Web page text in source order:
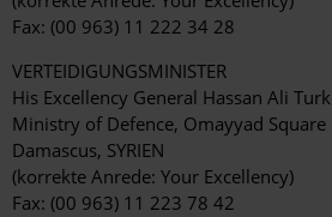
Fax: (00 963) 11 222 34 28
VERTEIDIGUNGSMINISTER
His Excellency General Hassan Ali
Ministry of Defence, Omayyad Square
Damascus, SYRIEN
(korrekte Anrede: Your Excellency)
Fax: (00 963) 11 223 78 42